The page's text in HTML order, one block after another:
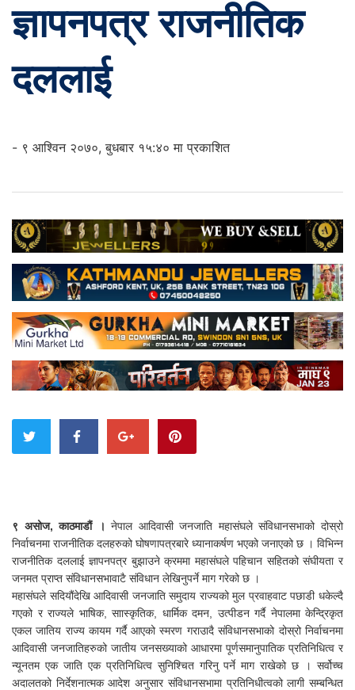
ज्ञापनपत्र राजनीतिक
दललाई
- ९ आश्विन २०७०, बुधबार १५:४० मा प्रकाशित
९ असोज, काठमाडौं ।नेपाल आदिवासी जनजाति महासंघले संविधानसभाको दोस्रो
निर्वाचनमा राजनीतिक दलहरुको घोषणापत्रबारे ध्यानाकर्षण भएको जनाएको छ । विभिन्न
राजनीतिक दललाई ज्ञापनपत्र बुझाउने क्रममा महासंघले पहिचान सहितको संघीयता र
जनमत प्राप्त संविधानसभावाटै संविधान लेखिनुपर्ने माग गरेको छ ।
महासंघले सदियौंदेखि आदिवासी जनजाति समुदाय राज्यको मुल प्रवाहवाट पछाडी धकेल्दै
गएको र राज्यले भाषिक, साास्कृतिक, धार्मिक दमन, उत्पीडन गर्दै नेपालमा केन्द्रिकृत
एकल जातिय राज्य कायम गर्दै आएको स्मरण गराउादै संविधानसभाको दोस्रो निर्वाचनमा
आदिवासी जनजातिहरुको जातीय जनसख्याको आधारमा पूर्णसमानुपातिक प्रतिनिधित्व र
न्यूनतम एक जाति एक प्रतिनिधित्व सुनिश्चित गरिनु पर्ने माग राखेको छ । सर्वोच्च
अदालतको निर्देशनात्मक आदेश अनुसार संविधानसभामा प्रतिनिधीत्वको लागी सम्बन्धित